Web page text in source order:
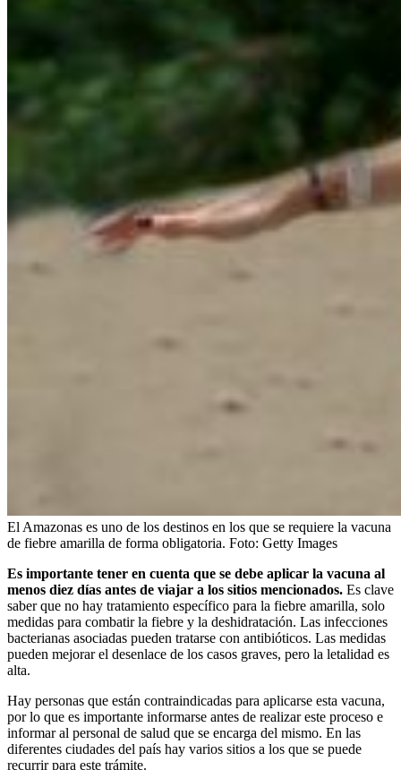
El Amazonas es uno de los destinos en los que se requiere la vacuna
de fiebre amarilla de forma obligatoria. Foto: Getty Images
Es importante tener en cuenta que se debe aplicar la vacuna al
menos diez días antes de viajar a los sitios mencionados. Es clave
saber que no hay tratamiento específico para la fiebre amarilla, solo
medidas para combatir la fiebre y la deshidratación. Las infecciones
bacterianas asociadas pueden tratarse con antibióticos. Las medidas
pueden mejorar el desenlace de los casos graves, pero la letalidad es
alta.
Hay personas que están contraindicadas para aplicarse esta vacuna,
por lo que es importante informarse antes de realizar este proceso e
informar al personal de salud que se encarga del mismo. En las
diferentes ciudades del país hay varios sitios a los que se puede
recurrir para este trámite.